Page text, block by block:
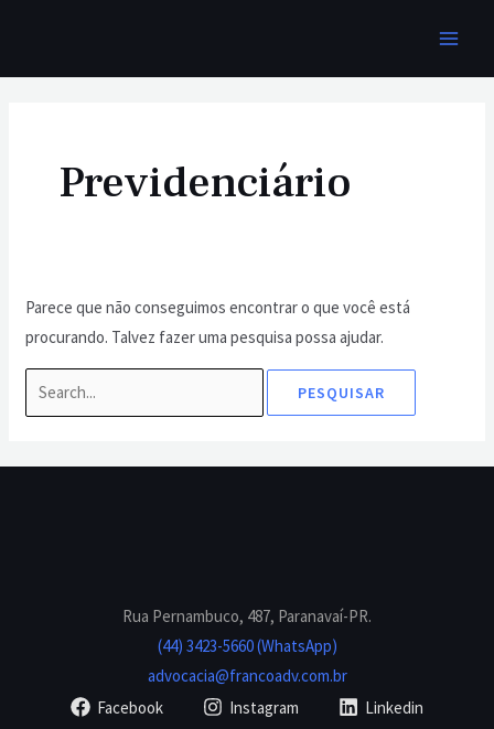
o
Previdenciário
Parece que não conseguimos encontrar o que você está
procurando. Talvez fazer uma pesquisa possa ajudar.
Rua Pernambuco, 487, Paranavaí-PR.
(44) 3423-5660 (WhatsApp)
advocacia@francoadv.com.br
Facebook
Instagram Linkedin